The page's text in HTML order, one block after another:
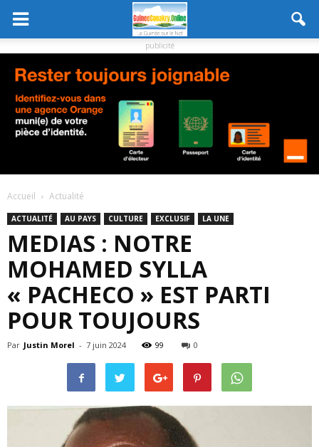
publicité
Accueil Actualité
ACTUALITÉ AU PAYS CULTURE EXCLUSIF LA UNE
MEDIAS : NOTRE
MOHAMED SYLLA
« PACHECO » EST PARTI
POUR TOUJOURS
Par Justin Morel - 7 juin 2024 99 0